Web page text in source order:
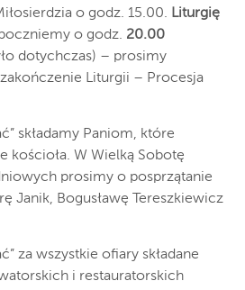
o godz. 15.00. Liturgię
o godz. 20.00
dotychczas) – prosimy
Liturgii – Procesja
składamy Paniom, które
kościoła. W Wielką Sobotę
prosimy o posprzątanie
Janik, Bogusławę Tereszkiewicz
za wszystkie ofiary składane
i restauratorskich